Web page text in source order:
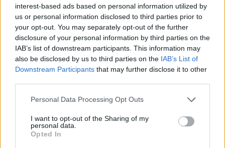
interest-based ads based on personal information utilized by
us or personal information disclosed to third parties prior to
your opt-out. You may separately opt-out of the further
disclosure of your personal information by third parties on the
IAB’s list of downstream participants. This information may
also be disclosed by us to third parties on the IAB’s List of
Downstream Participants that may further disclose it to other
Personal Data Processing Opt Outs
I want to opt-out of the Sharing of my
personal data.
Opted In
Η παράσταση θα παιχθεί και στο Ανοιχτό
Θέατρο Μεσολογγίου στις 20.8 καθώς και σε
πολλές ακόμη περιοχές.